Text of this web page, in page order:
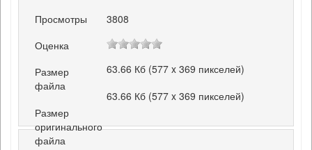
Просмотры
3808
Оценка
Размер
файла
63.66 Кб (577 x 369 пикселей)
Размер
оригинального
файла
63.66 Кб (577 x 369 пикселей)